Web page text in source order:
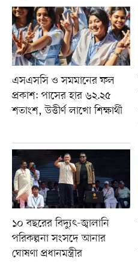
এসএসসি ও সমমানের ফল
প্রকাশ: পাসের হার ৬২.২৫
শতাংশ, উত্তীর্ণ লাখো শিক্ষার্থী
১০ বছরের বিদ্যুৎ-জ্বালানি
পরিকল্পনা সংসদে আনার
ঘোষণা প্রধানমন্ত্রীর